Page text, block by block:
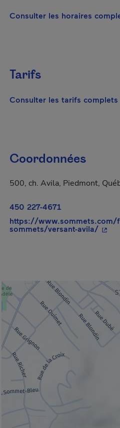
Consulter les horaires
Tarifs
Consulter les tarifs complets
Coordonnées
500, ch. Avila, Piedmont,
450 227-4671
https://www.sommets.com/
sommets/versant-avila/- Cet